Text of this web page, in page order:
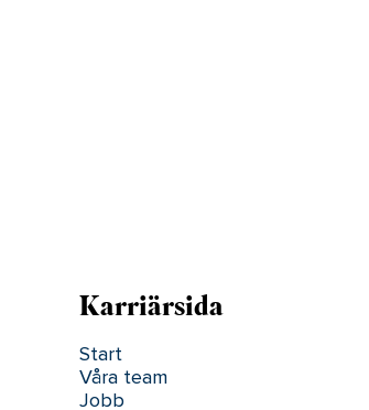
Karriärsida
Start
Våra team
Jobb